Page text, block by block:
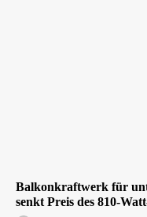
Balkonkraftwerk für
senkt Preis des 810-